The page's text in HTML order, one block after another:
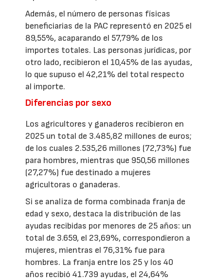
Además, el número de personas físicas
beneficiarias de la PAC representó en 2025 el
89,55%, acaparando el 57,79% de los
importes totales. Las personas jurídicas, por
otro lado, recibieron el 10,45% de las ayudas,
lo que supuso el 42,21% del total respecto
al importe.
Diferencias por sexo
Los agricultores y ganaderos recibieron en
2025 un total de 3.485,82 millones de euros;
de los cuales 2.535,26 millones (72,73%) fue
para hombres, mientras que 950,56 millones
(27,27%) fue destinado a mujeres
agricultoras o ganaderas.
Si se analiza de forma combinada franja de
edad y sexo, destaca la distribución de las
ayudas recibidas por menores de 25 años: un
total de 3.659, el 23,69%, correspondieron a
mujeres, mientras el 76,31% fue para
hombres. La franja entre los 25 y los 40
años recibió 41.739 ayudas, el 24,64%